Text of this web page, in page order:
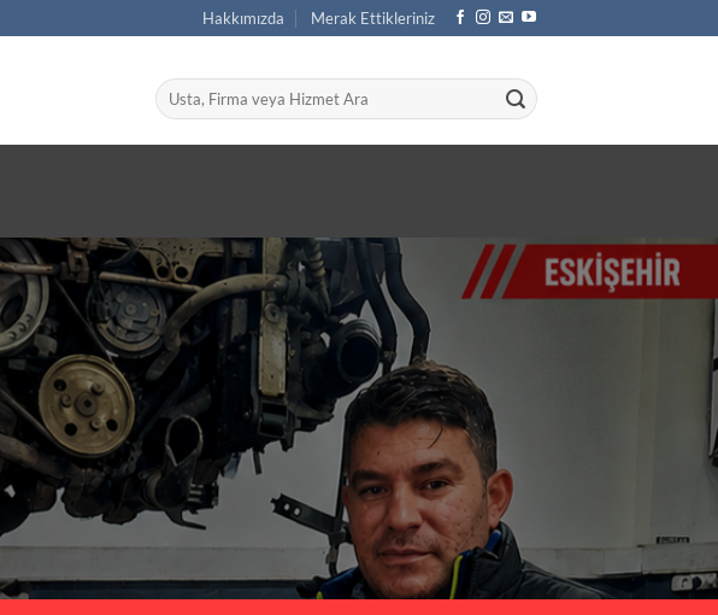
Hakkımızda Merak Ettikleriniz